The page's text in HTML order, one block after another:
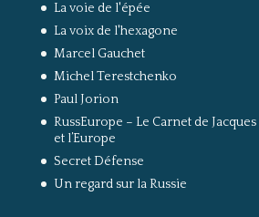
La voie de l'épée
La voix de l'hexagone
Marcel Gauchet
Michel Terestchenko
Paul Jorion
RussEurope – Le Carnet de
et l’Europe
Secret Défense
Un regard sur la Russie